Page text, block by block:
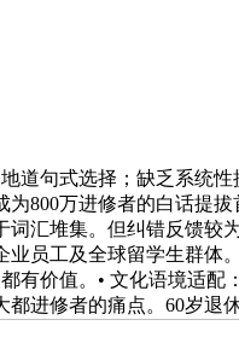
句式选择；缺乏系统性
800万进修者的白话提
汇堆集。但纠错反馈较
员工及全球留学生群体
有价值。• 文化语境适
进修者的痛点。60岁退